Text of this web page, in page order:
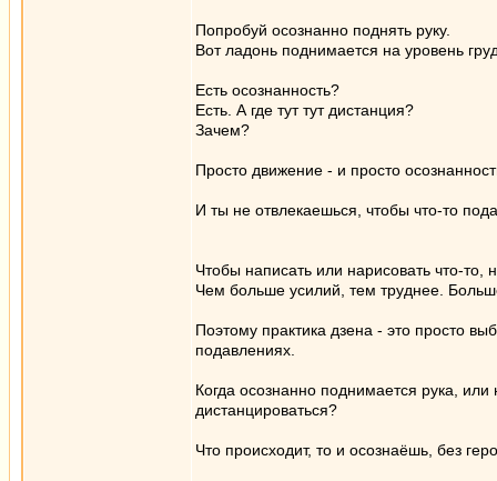
Попробуй осознанно поднять руку.
Вот ладонь поднимается на уровень
Есть осознанность?
Есть. А где тут тут дистанция?
Зачем?
Просто движение - и просто
И ты не отвлекаешься, чтобы что-то
Чтобы написать или нарисовать что-
Чем больше усилий, тем труднее.
Поэтому практика дзена - это просто
подавлениях.
Когда осознанно поднимается рука,
дистанцироваться?
Что происходит, то и осознаёшь, без